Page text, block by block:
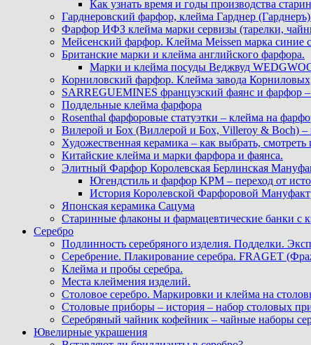
Как узнать время и годы производства
Гарднеровский фарфор, клейма Гарднер
Фарфор ИФЗ клейма марки сервизы (тарелки,
Мейсенский фарфор. Клейма Meissen марка
Британские марки и клейма английского фарфора.
Марки и клейма посуды Веджвуд
Корниловский фарфор. Клейма завода
SARREGUEMINES французский фаянс и фарфор
Поддельные клейма фарфора
Rosenthal фарфоровые статуэтки – клейма на
Вилерой и Бох (Виллерой и Бох, Villeroy & Boch) –
Художественная керамика – как выбрать,
Китайские клейма и марки фарфора и фаянса.
Элитный Фарфор Королевская Берлинская
Югендстиль и фарфор KPM – переход от
История Королевской Фарфоровой
Японская керамика Сацума
Старинные флаконы и фармацевтические банки с
Серебро
Подлинность серебряного изделия. Подделки.
Серебрение. Плакирование серебра. FRAGET
Клейма и пробы серебра.
Места клеймения изделий.
Столовое серебро. Маркировки и клейма на
Столовые приборы – история – набор столовых
Серебряный чайник кофейник – чайные наборы
Ювелирные украшения